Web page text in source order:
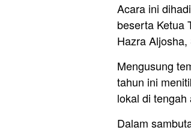
Acara ini
beserta Ketua
Hazra
Mengusung
tahun ini
lokal di
Dalam